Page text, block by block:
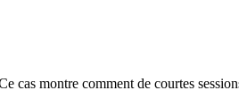
cas montre comment de courtes